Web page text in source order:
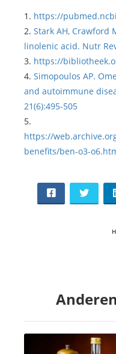
1. https://
2. Stark AH, Crawford
linolenic acid. Nutr
3. https://
4. Simopoulos AP.
and autoimmune
21(6):495-505
5.
https://
benefits/ben-o3-